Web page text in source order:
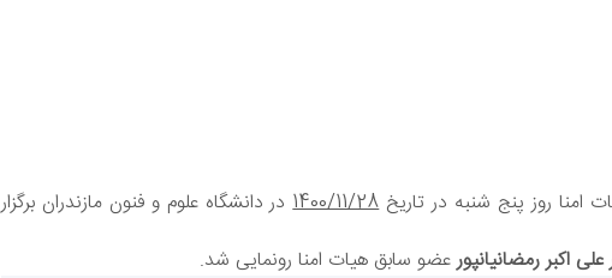
روز پنج شنبه در تاریخ1400/11/28در دانشگاه علوم و فنون مازندران برگزار
اکبر رمضانیانپورعضو سابق هیات امنا رونمایی شد.